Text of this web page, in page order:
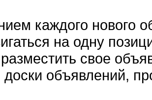
каждого нового
на одну
свое
объявлений,